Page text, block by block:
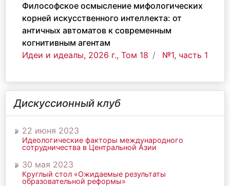
Философское осмысление мифологических
корней искусственного интеллекта: от
античных автоматов к современным
когнитивным агентам
Идеи и идеалы, 2026 г., Том 18
№1, часть 1
Дискуссионный клуб
22 июня 2023
Идеологические факторы международного
сотрудничества в Центральной Азии
30 мая 2023
Круглый стол «Ожидаемые результаты
образовательной реформы»